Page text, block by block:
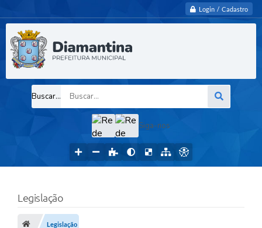
Login / Cadastro
Buscar...
Siga-nos
Legislação
Legislação